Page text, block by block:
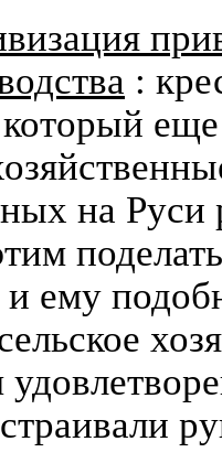
:
который
на Руси
ему